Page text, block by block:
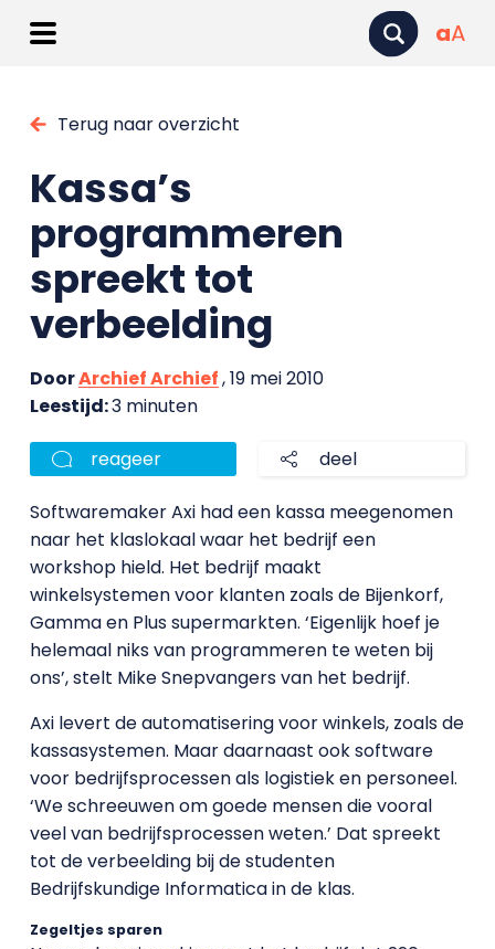
aA
Terug naar overzicht
Kassa’s
programmeren
spreekt tot
verbeelding
DoorArchief Archief, 19 mei 2010
Leestijd:3 minuten
reageer deel
Softwaremaker Axi had een kassa meegenomen
naar het klaslokaal waar het bedrijf een
workshop hield. Het bedrijf maakt
winkelsystemen voor klanten zoals de Bijenkorf,
Gamma en Plus supermarkten. ‘Eigenlijk hoef je
helemaal niks van programmeren te weten bij
ons’, stelt Mike Snepvangers van het bedrijf.
Axi levert de automatisering voor winkels, zoals de
kassasystemen. Maar daarnaast ook software
voor bedrijfsprocessen als logistiek en personeel.
‘We schreeuwen om goede mensen die vooral
veel van bedrijfsprocessen weten.’ Dat spreekt
tot de verbeelding bij de studenten
Bedrijfskundige Informatica in de klas.
Zegeltjes sparen